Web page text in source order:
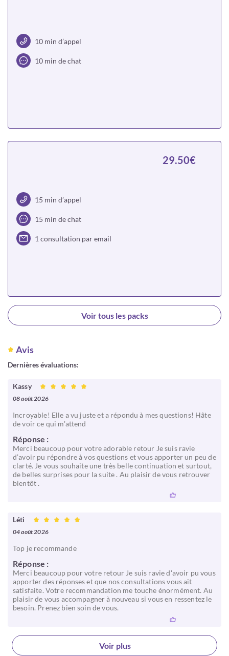
10 min d’appel
10 min de chat
15 min d’appel
15 min de chat
1 consultation par email
29.50€
Choisir
Voir tous les packs
Avis
Dernières évaluations:
Kassy
08 août 2026
Incroyable! Elle a vu juste et a répondu à mes questions! Hâte
de voir ce qui m'attend
Réponse :
Merci beaucoup pour votre adorable retour Je suis ravie
d’avoir pu répondre à vos questions et vous apporter un peu de
clarté. Je vous souhaite une très belle continuation et surtout,
de belles surprises pour la suite . Au plaisir de vous retrouver
bientôt .
Léti
04 août 2026
Top je recommande
Réponse :
Merci beaucoup pour votre retour Je suis ravie d'avoir pu vous
apporter des réponses et que nos consultations vous ait
satisfaite. Votre recommandation me touche énormément. Au
plaisir de vous accompagner à nouveau si vous en ressentez le
besoin. Prenez bien soin de vous.
Voir plus